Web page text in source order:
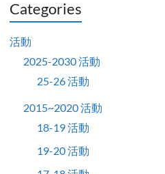
Categories
活動
2025-2030 活動
25-26 活動
2015~2020 活動
18-19 活動
19-20 活動